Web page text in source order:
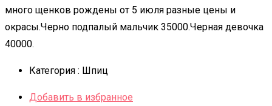
много щенков рождены от 5 июля разные цены и
окрасы.Черно подпалый мальчик 35000.Черная девочка
40000.
Категория : Шпиц
Добавить в избранное